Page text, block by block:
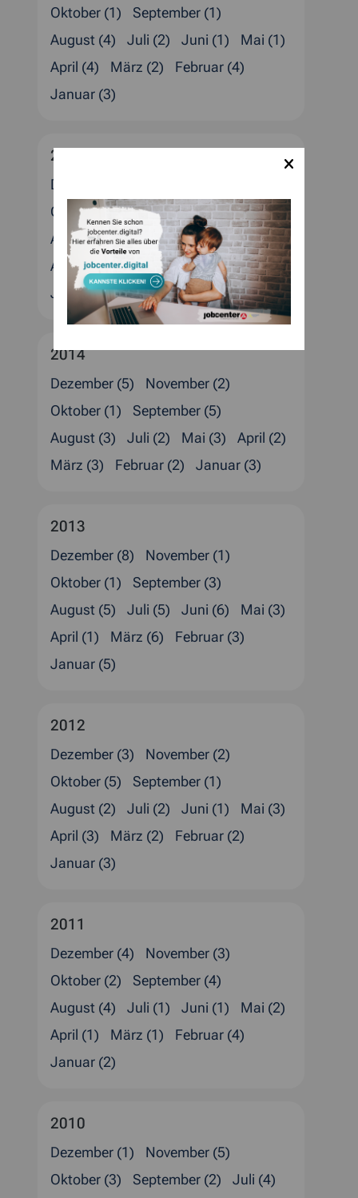
Oktober (1)
September (1)
August (4)
Juli (2) Juni (1)
Mai (1)
April (4)
März (2)
Februar (4)
Januar (3)
2015
Dezember (4)
Oktober (5)
September (1)
August (2)
Juli (2) Juni (1)
Mai (3)
April (1)
März (4)
Februar (3)
Januar (1)
2014
Dezember (5)
November (2)
Oktober (1)
September (5)
August (3)
Juli (2) Mai (3)
April (2)
März (3)
Februar (2) Januar (3)
2013
Dezember (8)
November (1)
Oktober (1)
September (3)
August (5)
Juli (5) Juni (6)
Mai (3)
April (1)
März (6)
Februar (3)
Januar (5)
2012
Dezember (3)
November (2)
Oktober (5)
September (1)
August (2)
Juli (2) Juni (1)
Mai (3)
April (3)
März (2)
Februar (2)
Januar (3)
2011
Dezember (4)
November (3)
Oktober (2)
September (4)
August (4)
Juli (1) Juni (1)
Mai (2)
April (1)
März (1)
Februar (4)
Januar (2)
2010
Dezember (1)
November (5)
Oktober (3)
September (2)
Juli (4)